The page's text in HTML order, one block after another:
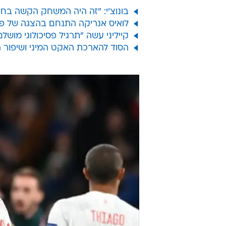
בונוצ'י: "זה היה המשחק הקשה
לואיס אנריקה התנחם בהצגה של
קייליני עשה "תרגיל פסיכולוגי
הסוד להארכת האקט המיני